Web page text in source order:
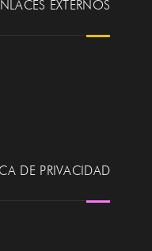
EXTERNOS
DE PRIVACIDAD